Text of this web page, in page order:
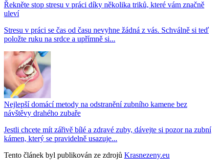
Řekněte stop stresu v práci díky několika triků, které vám značně
uleví
Stresu v práci se čas od času nevyhne žádná z vás. Schválně si teď
položte ruku na srdce a upřímně si...
Nejlepší domácí metody na odstranění zubního kamene bez
návštěvy drahého zubaře
Jestli chcete mít zářivě bílé a zdravé zuby, dávejte si pozor na zubní
kámen, který se pravidelně usazuje...
Tento článek byl publikován ze zdrojů Krasnezeny.eu